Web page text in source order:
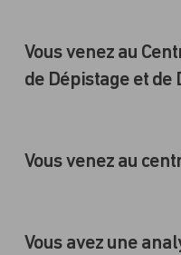
Vous venez au
de Dépistage et de
Vous venez au
Vous avez une